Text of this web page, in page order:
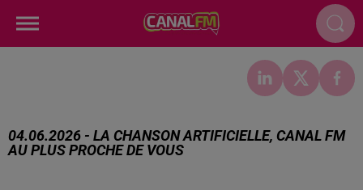
04.06.2026 - LA CHANSON ARTIFICIELLE, CANAL FM
AU PLUS PROCHE DE VOUS